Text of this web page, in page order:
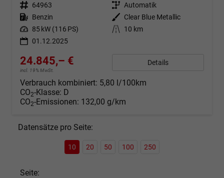
Fahrzeugnr. 64963 Getriebe Automatik
Kraftstoff Benzin Außenfarbe
Clear Blue Metallic
Leistung 85 kW (116 PS) Kilometerstand
10 km
01.12.2025
24.845,– €
incl. 19% MwSt.
Details
Verbrauch kombiniert: 5,80 l/100km
CO2-Klasse: D
CO2-Emissionen: 132,00 g/km
Datensätze pro Seite:
10 20 50 100 250
Seite: